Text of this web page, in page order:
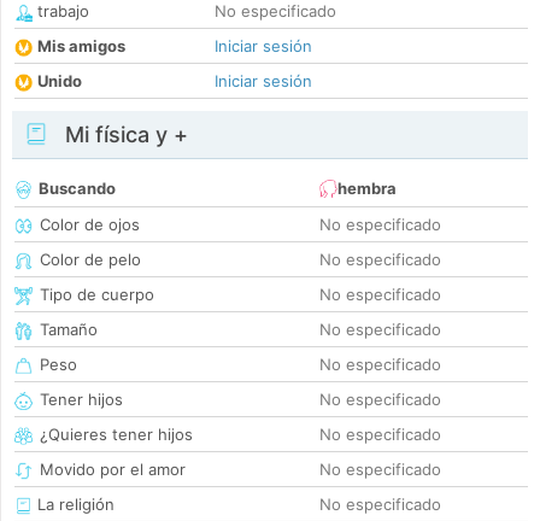
trabajo
No especificado
Mis amigos
Iniciar sesión
Unido
Iniciar sesión
Mi física y +
Buscando
hembra
Color de ojos
No especificado
Color de pelo
No especificado
Tipo de cuerpo
No especificado
Tamaño
No especificado
Peso
No especificado
Tener hijos
No especificado
¿Quieres tener hijos
No especificado
Movido por el amor
No especificado
La religión
No especificado